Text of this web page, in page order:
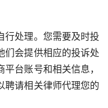
行处理。您需要及时投
们会提供相应的投诉处
台账号和相关信息，
聘请相关律师代理您的